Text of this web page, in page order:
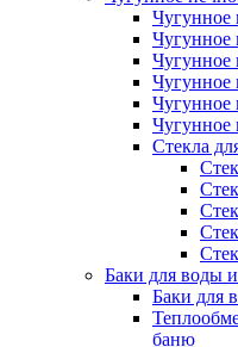
Чугунное
Чугунное
Чугунное
Чугунное
Чугунное
Чугунное
Стекла
Баки для воды
Баки для
баню